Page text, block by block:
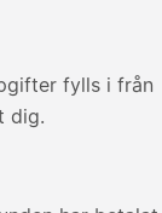
fylls i från
dig.